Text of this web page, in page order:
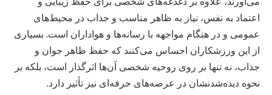
اعتماد به نفس، نیاز به ظاهر مناسب و جذاب در محیط‌های
عمومی و در هنگام مواجهه با رسانه‌ها و هواداران است. بسیاری
از این ورزشکاران احساس می‌کنند که حفظ ظاهر جوان و
جذاب، نه تنها بر روی روحیه شخصی آن‌ها اثرگذار است، بلکه بر
نحوه دیده‌شدنشان در عرصه‌های حرفه‌ای نیز تأثیر دارد.